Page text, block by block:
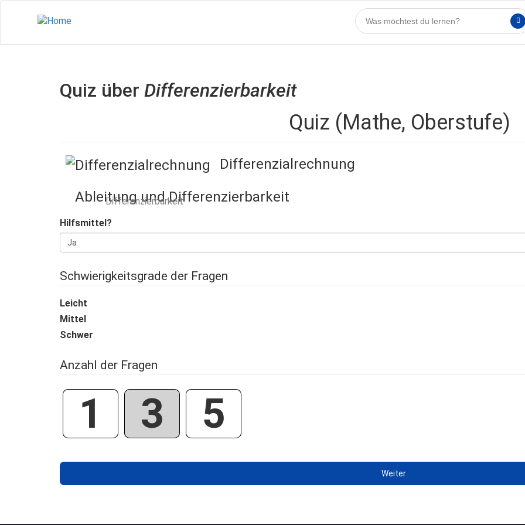
Quiz über Differenzierbarkeit
Quiz (Mathe, Oberstufe)
Differenzialrechnung
Ableitung und Differenzierbarkeit
Differenzierbarkeit
Hilfsmittel?
Schwierigkeitsgrade der Fragen
Leicht
Mittel
Schwer
Anzahl der Fragen
1 3 5